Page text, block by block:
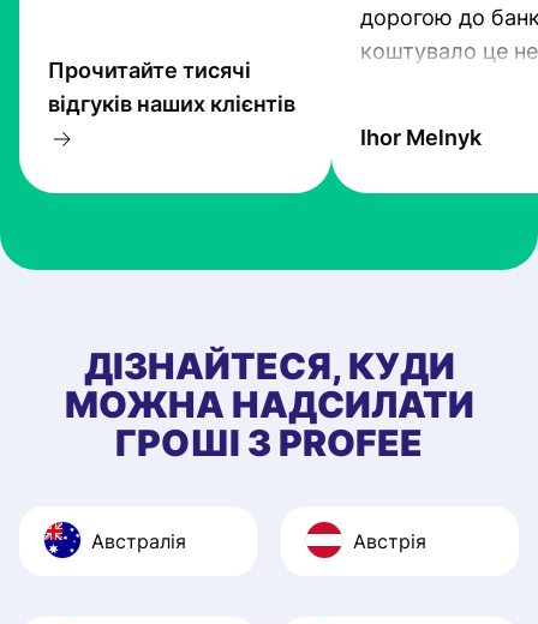
Прочитайте тисячі
відгуків наших клієнтів
дорогою до
коштувало це
один з кращих.
Ihor Melnyk
ДІЗНАЙТЕСЯ, КУДИ
МОЖНА НАДСИЛАТИ
ГРОШІ З PROFEE
Австралія Австрія